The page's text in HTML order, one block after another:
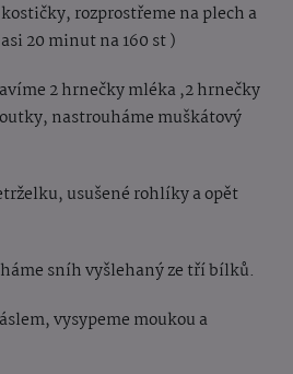
rozprostřeme na plech a
20 minut na 160 st )
2 hrnečky mléka ,2 hrnečky
nastrouháme muškátový
usušené rohlíky a opět
sníh vyšlehaný ze tří bílků.
vysypeme moukou a